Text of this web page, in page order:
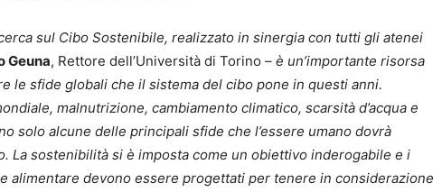
sul Cibo Sostenibile, realizzato in sinergia con tutti gli atenei
Geuna, Rettore dell’Università di Torino – è un’importante risorsa
le sfide globali che il sistema del cibo pone in questi anni.
malnutrizione, cambiamento climatico, scarsità d’acqua e
solo alcune delle principali sfide che l’essere umano dovrà
La sostenibilità si è imposta come un obiettivo inderogabile e i
alimentare devono essere progettati per tenere in considerazione